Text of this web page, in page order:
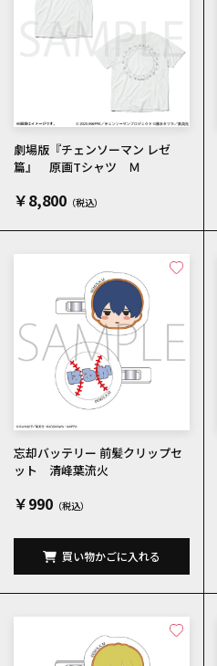
劇場版『チェンソーマン レゼ
篇』 原画Tシャツ Ｍ
￥8,800
忘却バッテリー 前髪クリップセ
ット 清峰葉流火
￥990
買い物かごに入れる